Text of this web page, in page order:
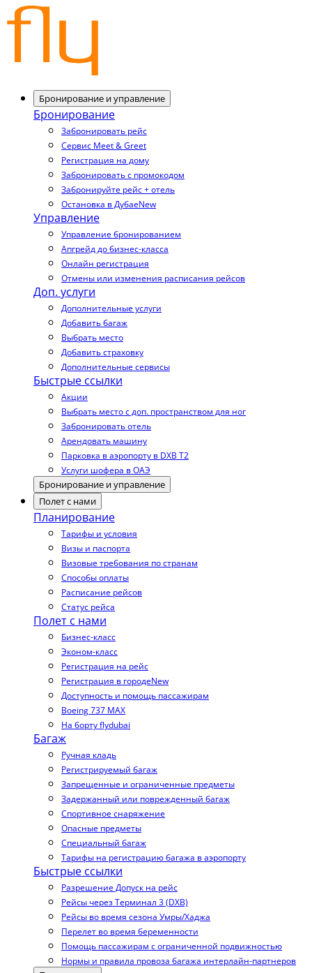
Бронирование и управление
Бронирование
Забронировать рейс
Сервис Meet & Greet
Регистрация на дому
Забронировать с промокодом
Забронируйте рейс + отель
Остановка в ДубаеNew
Управление
Управление бронированием
Апгрейд до бизнес-класса
Онлайн регистрация
Отмены или изменения расписания рейсов
Доп. услуги
Дополнительные услуги
Добавить багаж
Выбрать место
Добавить страховку
Дополнительные сервисы
Быстрые ссылки
Акции
Выбрать место с доп. пространством для ног
Забронировать отель
Арендовать машину
Парковка в аэропорту в DXB T2
Услуги шофера в ОАЭ
Бронирование и управление
Полет с нами
Планирование
Тарифы и условия
Визы и паспорта
Визовые требования по странам
Способы оплаты
Расписание рейсов
Статус рейса
Полет с нами
Бизнес-класс
Эконом-класс
Регистрация на рейс
Регистрация в городеNew
Доступность и помощь пассажирам
Boeing 737 MAX
На борту flydubai
Багаж
Ручная кладь
Регистрируемый багаж
Запрещенные и ограниченные предметы
Задержанный или поврежденный багаж
Спортивное снаряжение
Опасные предметы
Специальный багаж
Тарифы на регистрацию багажа в аэропорту
Быстрые ссылки
Разрешение Допуск на рейс
Рейсы через Терминал 3 (DXB)
Рейсы во время сезона Умры/Хаджа
Перелет во время беременности
Помощь пассажирам с ограниченной подвижностью
Нормы и правила провоза багажа интерлайн-партнеров